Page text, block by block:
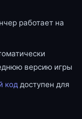
работает на
версию игры
код доступен для